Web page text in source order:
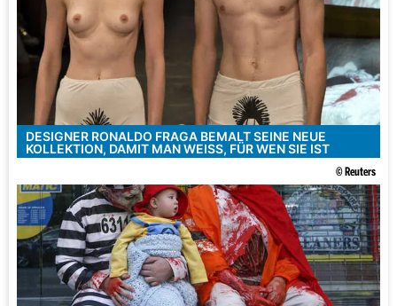
DESIGNER RONALDO FRAGA BEMALT SEINE NEUE
KOLLEKTION, DAMIT MAN WEISS, FÜR WEN SIE IST
© Reuters